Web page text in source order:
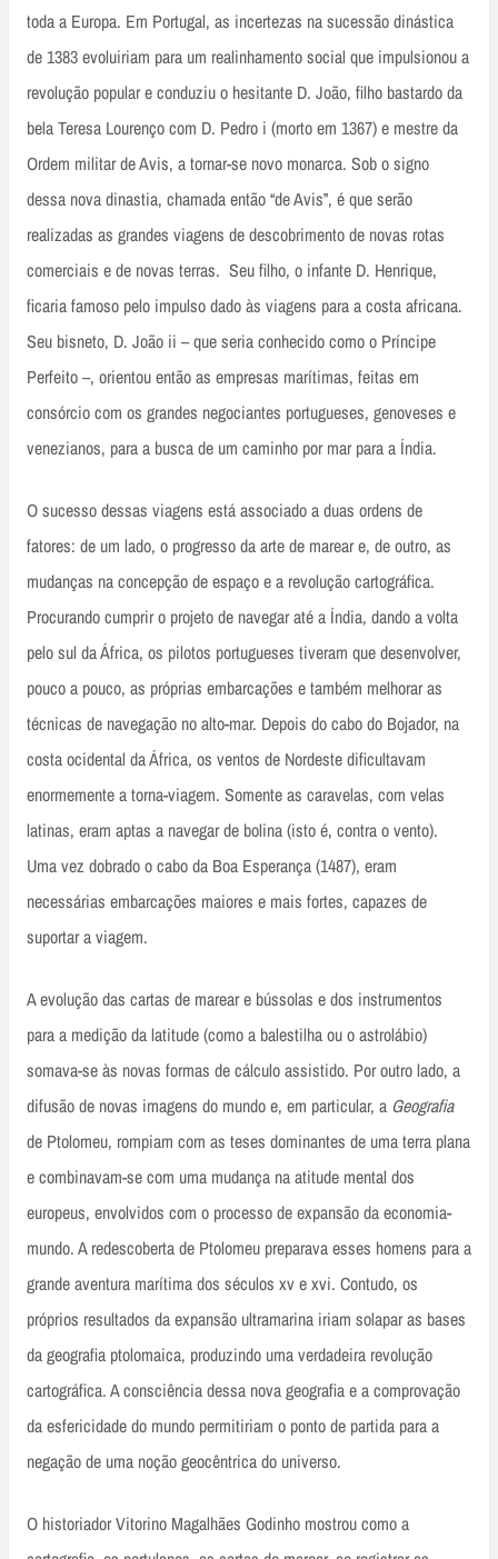
toda a Europa. Em Portugal, as incertezas na sucessão dinástica
de 1383 evoluiriam para um realinhamento social que impulsionou a
revolução popular e conduziu o hesitante D. João, filho bastardo da
bela Teresa Lourenço com D. Pedro i (morto em 1367) e mestre da
Ordem militar de Avis, a tornar-se novo monarca. Sob o signo
dessa nova dinastia, chamada então “de Avis”, é que serão
realizadas as grandes viagens de descobrimento de novas rotas
comerciais e de novas terras. Seu filho, o infante D. Henrique,
ficaria famoso pelo impulso dado às viagens para a costa africana.
Seu bisneto, D. João ii – que seria conhecido como o Príncipe
Perfeito –, orientou então as empresas marítimas, feitas em
consórcio com os grandes negociantes portugueses, genoveses e
venezianos, para a busca de um caminho por mar para a Índia.
O sucesso dessas viagens está associado a duas ordens de
fatores: de um lado, o progresso da arte de marear e, de outro, as
mudanças na concepção de espaço e a revolução cartográfica.
Procurando cumprir o projeto de navegar até a Índia, dando a volta
pelo sul da África, os pilotos portugueses tiveram que desenvolver,
pouco a pouco, as próprias embarcações e também melhorar as
técnicas de navegação no alto-mar. Depois do cabo do Bojador, na
costa ocidental da África, os ventos de Nordeste dificultavam
enormemente a torna-viagem. Somente as caravelas, com velas
latinas, eram aptas a navegar de bolina (isto é, contra o vento).
Uma vez dobrado o cabo da Boa Esperança (1487), eram
necessárias embarcações maiores e mais fortes, capazes de
suportar a viagem.
A evolução das cartas de marear e bússolas e dos instrumentos
para a medição da latitude (como a balestilha ou o astrolábio)
somava-se às novas formas de cálculo assistido. Por outro lado, a
difusão de novas imagens do mundo e, em particular, a Geografia
de Ptolomeu, rompiam com as teses dominantes de uma terra plana
e combinavam-se com uma mudança na atitude mental dos
europeus, envolvidos com o processo de expansão da economia-
mundo. A redescoberta de Ptolomeu preparava esses homens para a
grande aventura marítima dos séculos xv e xvi. Contudo, os
próprios resultados da expansão ultramarina iriam solapar as bases
da geografia ptolomaica, produzindo uma verdadeira revolução
cartográfica. A consciência dessa nova geografia e a comprovação
da esfericidade do mundo permitiriam o ponto de partida para a
negação de uma noção geocêntrica do universo.
O historiador Vitorino Magalhães Godinho mostrou como a